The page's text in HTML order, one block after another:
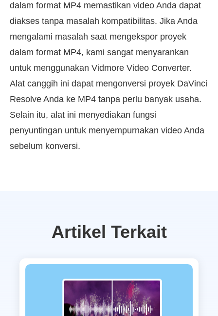
dalam format MP4 memastikan video Anda dapat
diakses tanpa masalah kompatibilitas. Jika Anda
mengalami masalah saat mengekspor proyek
dalam format MP4, kami sangat menyarankan
untuk menggunakan Vidmore Video Converter.
Alat canggih ini dapat mengonversi proyek DaVinci
Resolve Anda ke MP4 tanpa perlu banyak usaha.
Selain itu, alat ini menyediakan fungsi
penyuntingan untuk menyempurnakan video Anda
sebelum konversi.
Artikel Terkait